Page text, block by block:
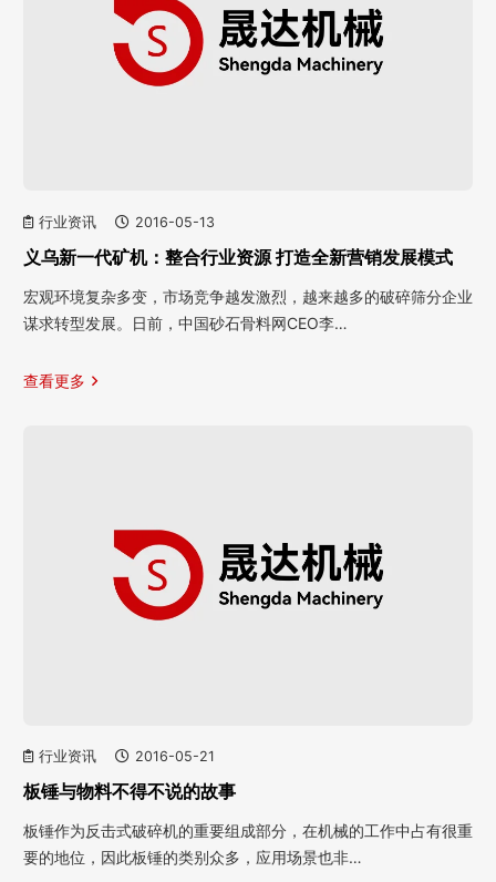
行业资讯 2016-05-13
义乌新一代矿机：整合行业资源 打造全新营销发展模式
宏观环境复杂多变，市场竞争越发激烈，越来越多的破碎筛分企业
谋求转型发展。日前，中国砂石骨料网CEO李…
查看更多
行业资讯 2016-05-21
板锤与物料不得不说的故事
板锤作为反击式破碎机的重要组成部分，在机械的工作中占有很重
要的地位，因此板锤的类别众多，应用场景也非…